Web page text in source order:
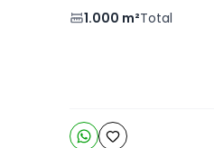
1.000 m²Total